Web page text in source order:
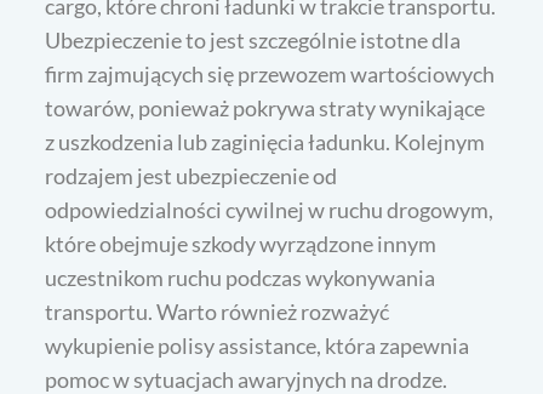
cargo, które chroni ładunki w trakcie transportu.
Ubezpieczenie to jest szczególnie istotne dla
firm zajmujących się przewozem wartościowych
towarów, ponieważ pokrywa straty wynikające
z uszkodzenia lub zaginięcia ładunku. Kolejnym
rodzajem jest ubezpieczenie od
odpowiedzialności cywilnej w ruchu drogowym,
które obejmuje szkody wyrządzone innym
uczestnikom ruchu podczas wykonywania
transportu. Warto również rozważyć
wykupienie polisy assistance, która zapewnia
pomoc w sytuacjach awaryjnych na drodze.